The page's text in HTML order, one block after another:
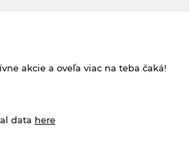
akcie a oveľa viac na teba čaká!
data here